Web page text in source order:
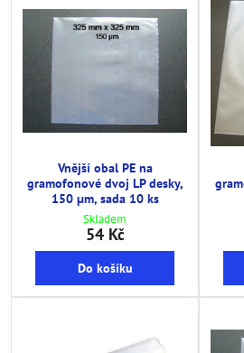
Vnější obal PE na
gramofonové dvoj LP desky,
150 µm, sada 10 ks
Skladem
54 Kč
Do košíku